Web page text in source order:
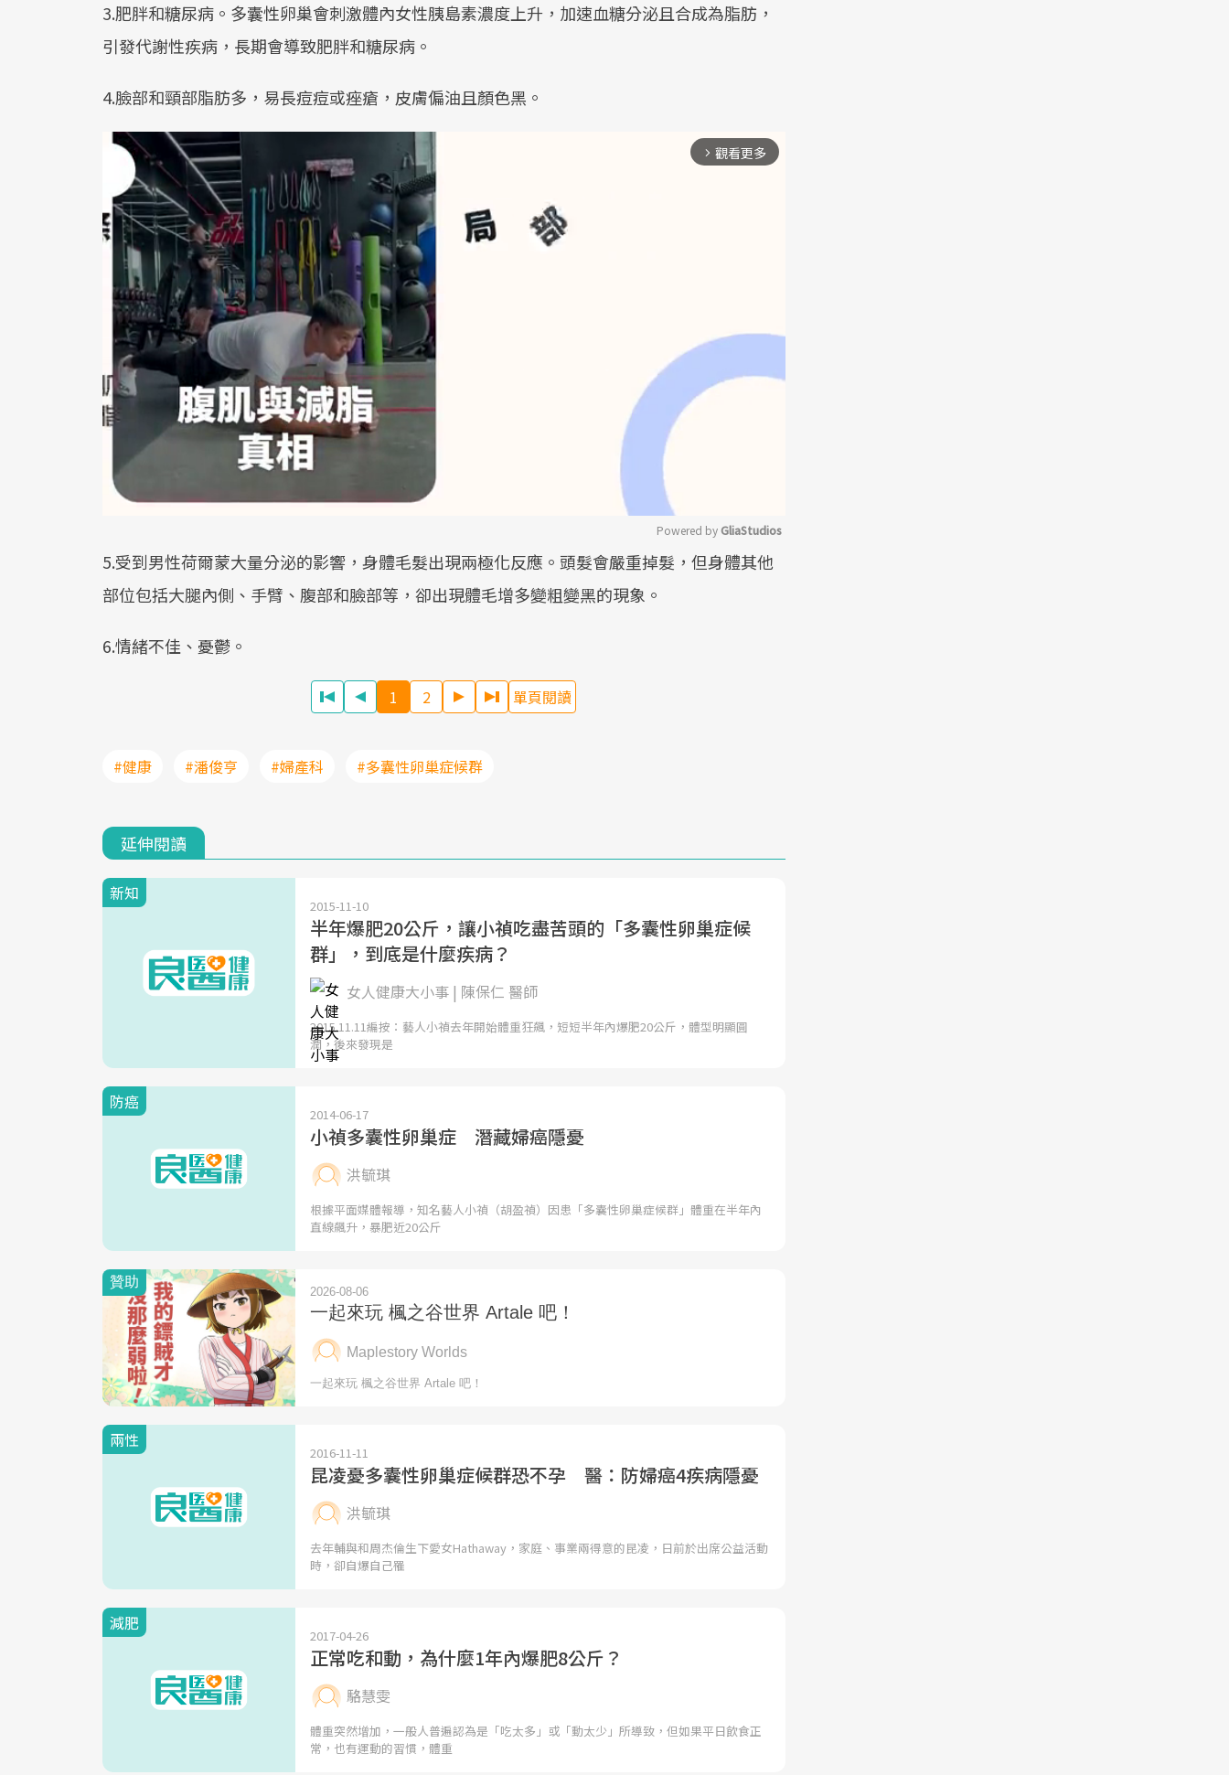
3.肥胖和糖尿病。多囊性卵巢會刺激體內女性胰島素濃度上升，加速血糖分泌且合成為脂肪，
引發代謝性疾病，長期會導致肥胖和糖尿病。
4.臉部和頸部脂肪多，易長痘痘或痤瘡，皮膚偏油且顏色黑。
arrow_forward_ios 觀看更多
Powered by GliaStudios
5.受到男性荷爾蒙大量分泌的影響，身體毛髮出現兩極化反應。頭髮會嚴重掉髮，但身體其他
部位包括大腿內側、手臂、腹部和臉部等，卻出現體毛增多變粗變黑的現象。
6.情緒不佳、憂鬱。
1 2 單頁閱讀
#健康 #潘俊亨 #婦產科 #多囊性卵巢症候群
延伸閱讀
新知
2015-11-10
半年爆肥20公斤，讓小禎吃盡苦頭的「多囊性卵巢症候
群」，到底是什麼疾病？
女人健康大小事 | 陳保仁 醫師
2015.11.11編按：藝人小禎去年開始體重狂飆，短短半年內爆肥20公斤，體型明顯圓
潤，後來發現是
防癌
2014-06-17
小禎多囊性卵巢症 潛藏婦癌隱憂
洪毓琪
根據平面媒體報導，知名藝人小禎（胡盈禎）因患「多囊性卵巢症候群」體重在半年內
直線飆升，暴肥近20公斤
兩性
2016-11-11
昆凌憂多囊性卵巢症候群恐不孕 醫：防婦癌4疾病隱憂
洪毓琪
去年輔與和周杰倫生下愛女Hathaway，家庭、事業兩得意的昆凌，日前於出席公益活動
時，卻自爆自己罹
減肥
2017-04-26
正常吃和動，為什麼1年內爆肥8公斤？
駱慧雯
體重突然增加，一般人普遍認為是「吃太多」或「動太少」所導致，但如果平日飲食正
常，也有運動的習慣，體重